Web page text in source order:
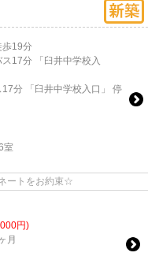
歩19分
ス17分 「臼井中学校入
17分 「臼井中学校入口」 停
室
ートをお約束☆
円)
月